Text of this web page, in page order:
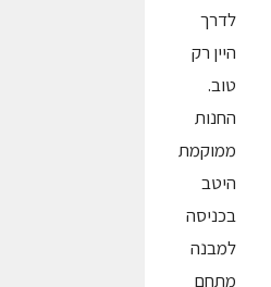
לדרך
היין רק
טוב.
החנות
ממוקמת
היטב
בכניסה
למבנה
מתחם